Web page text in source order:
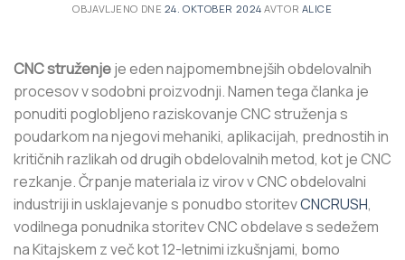
OBJAVLJENO DNE 24. OKTOBER 2024 AVTOR ALICE
CNC struženjeje eden najpomembnejših obdelovalnih
procesov v sodobni proizvodnji. Namen tega članka je
ponuditi poglobljeno raziskovanje CNC struženja s
poudarkom na njegovi mehaniki, aplikacijah, prednostih in
kritičnih razlikah od drugih obdelovalnih metod, kot je CNC
rezkanje. Črpanje materiala iz virov v CNC obdelovalni
industriji in usklajevanje s ponudbo storitevCNCRUSH,
vodilnega ponudnika storitev CNC obdelave s sedežem
na Kitajskem z več kot 12-letnimi izkušnjami, bomo